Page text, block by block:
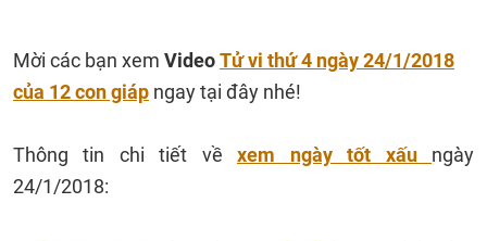
Mời các bạn xem VideoTử vi thứ 4 ngày 24/1/2018
của 12 con giáp ngay tại đây nhé!
Thông tin chi tiết vềxem ngày tốt xấu ngày
24/1/2018: